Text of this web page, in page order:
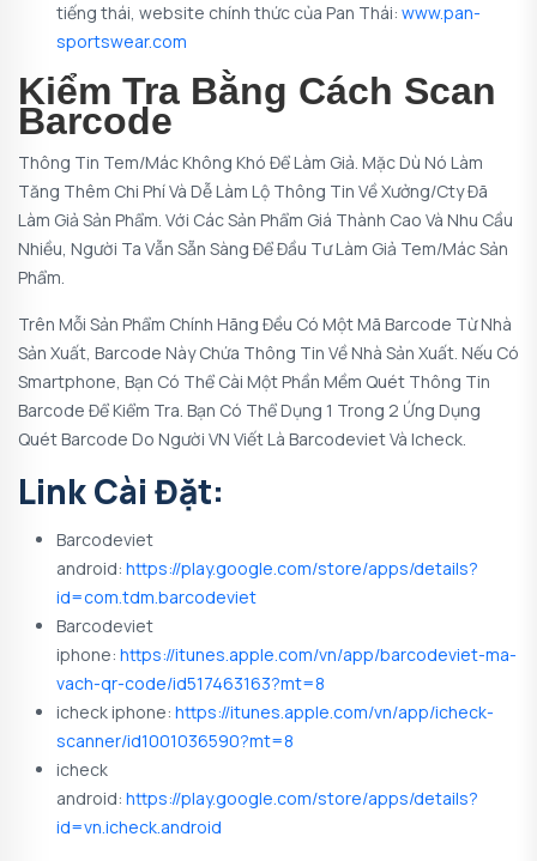
tiếng thái, website chính thức của Pan Thái: www.pan-
sportswear.com
Kiểm Tra Bằng Cách Scan
Barcode
Thông Tin Tem/mác Không Khó Để Làm Giả. Mặc Dù Nó Làm
Tăng Thêm Chi Phí Và Dễ Làm Lộ Thông Tin Về Xưởng/cty Đã
Làm Giả Sản Phẩm. Với Các Sản Phẩm Giá Thành Cao Và Nhu Cầu
Nhiều, Người Ta Vẫn Sẵn Sàng Để Đầu Tư Làm Giả Tem/mác Sản
Phẩm.
Trên Mỗi Sản Phẩm Chính Hãng Đều Có Một Mã Barcode Từ Nhà
Sản Xuất, Barcode Này Chứa Thông Tin Về Nhà Sản Xuất. Nếu Có
Smartphone, Bạn Có Thể Cài Một Phần Mềm Quét Thông Tin
Barcode Để Kiểm Tra. Bạn Có Thể Dụng 1 Trong 2 Ứng Dụng
Quét Barcode Do Người VN Viết Là Barcodeviet Và Icheck.
Link Cài Đặt:
Barcodeviet
android: https://play.google.com/store/apps/details?
id=com.tdm.barcodeviet
Barcodeviet
iphone: https://itunes.apple.com/vn/app/barcodeviet-ma-
vach-qr-code/id517463163?mt=8
icheck iphone: https://itunes.apple.com/vn/app/icheck-
scanner/id1001036590?mt=8
icheck
android: https://play.google.com/store/apps/details?
id=vn.icheck.android